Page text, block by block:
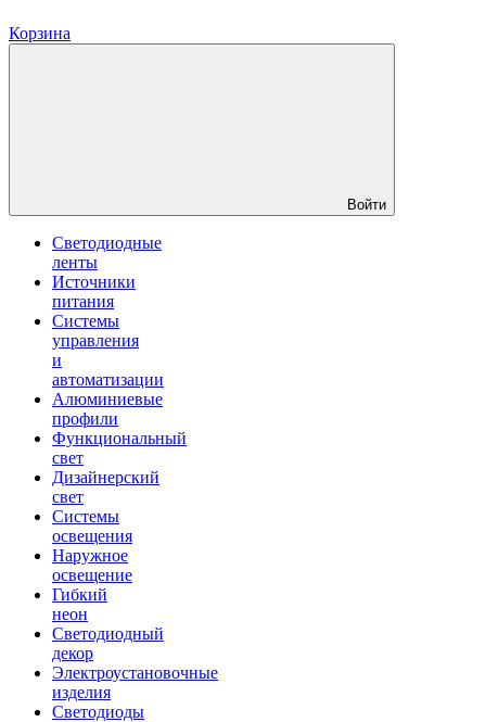
Корзина
Войти
Светодиодные
ленты
Источники
питания
Системы
управления
и
автоматизации
Алюминиевые
профили
Функциональный
свет
Дизайнерский
свет
Системы
освещения
Наружное
освещение
Гибкий
неон
Светодиодный
декор
Электроустановочные
изделия
Светодиоды